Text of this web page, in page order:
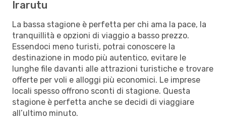
Irarutu
La bassa stagione è perfetta per chi ama la pace, la
tranquillità e opzioni di viaggio a basso prezzo.
Essendoci meno turisti, potrai conoscere la
destinazione in modo più autentico, evitare le
lunghe file davanti alle attrazioni turistiche e trovare
offerte per voli e alloggi più economici. Le imprese
locali spesso offrono sconti di stagione. Questa
stagione è perfetta anche se decidi di viaggiare
all’ultimo minuto.